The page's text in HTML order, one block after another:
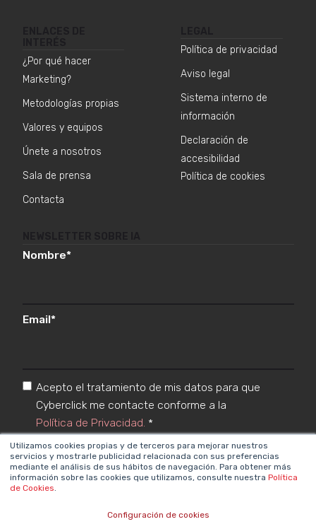
Utilizamos cookies propias y de terceros para mejorar nuestros
servicios y mostrarle publicidad relacionada con sus preferencias
mediante el análisis de sus hábitos de navegación. Para obtener más
información sobre las cookies que utilizamos, consulte nuestra Política
de Cookies.
Configuración de cookies
¿Por qué hacer
Marketing?
Metodologías propias
Valores y equipos
Únete a nosotros
Sala de prensa
Contacta
Política de privacidad
Aviso legal
Sistema interno de
información
Declaración de
accesibilidad
Política de cookies
Nombre*
Email*
Acepto el tratamiento de mis datos para que
Cyberclick me contacte conforme a la
Política de Privacidad. *